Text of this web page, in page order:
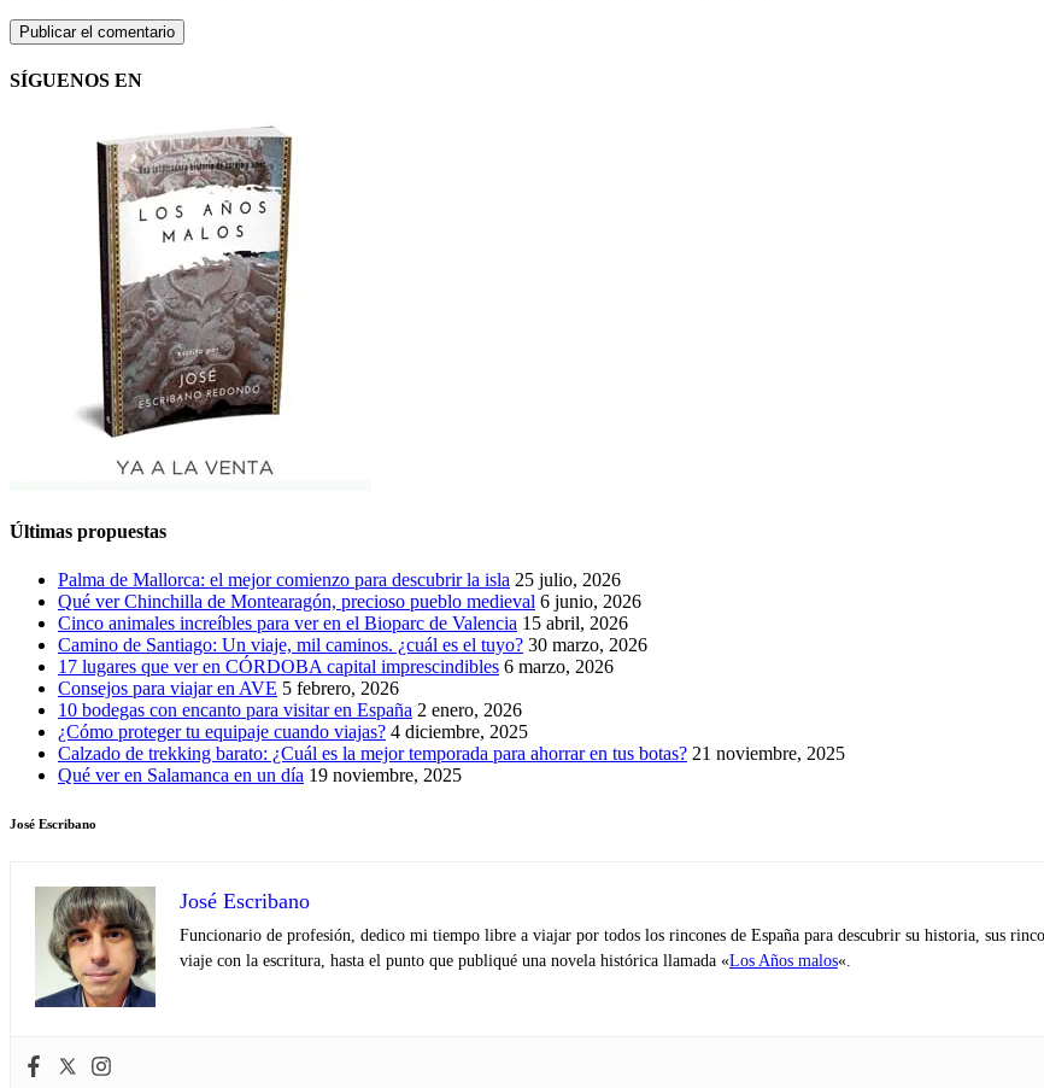
SÍGUENOS EN
Últimas propuestas
Palma de Mallorca: el mejor comienzo para descubrir la isla 25 julio, 2026
Qué ver Chinchilla de Montearagón, precioso pueblo medieval 6 junio, 2026
Cinco animales increíbles para ver en el Bioparc de Valencia 15 abril, 2026
Camino de Santiago: Un viaje, mil caminos. ¿cuál es el tuyo? 30 marzo, 2026
17 lugares que ver en CÓRDOBA capital imprescindibles 6 marzo, 2026
Consejos para viajar en AVE 5 febrero, 2026
10 bodegas con encanto para visitar en España 2 enero, 2026
¿Cómo proteger tu equipaje cuando viajas? 4 diciembre, 2025
Calzado de trekking barato: ¿Cuál es la mejor temporada para ahorrar en tus botas? 21 noviembre, 2025
Qué ver en Salamanca en un día 19 noviembre, 2025
José Escribano
José Escribano
Funcionario de profesión, dedico mi tiempo libre a viajar por todos los rincones de España para descubrir su historia, sus
viaje con la escritura, hasta el punto que publiqué una novela histórica llamada «Los Años malos«.